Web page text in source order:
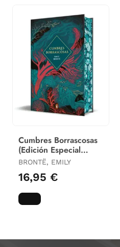
Cumbres Borrascosas
(Edición Especial
Limitada con Cantos
Tintados)
BRONTË, EMILY
16,95 €